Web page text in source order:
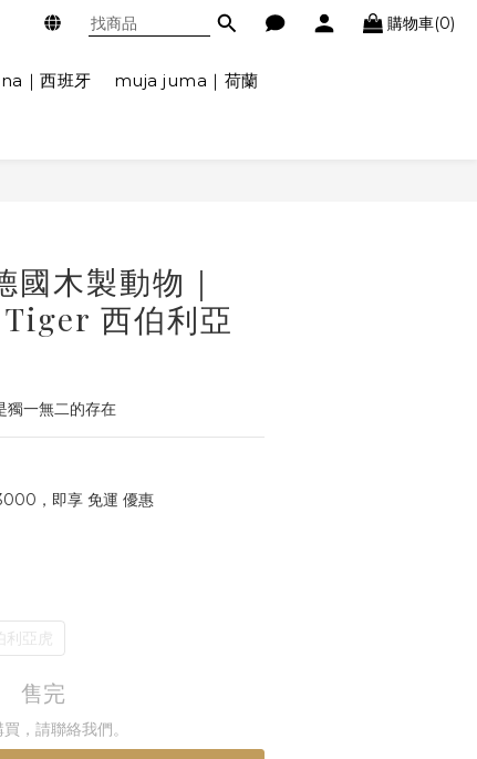
購物車(0)
｜西班牙 muja juma｜荷蘭
木製動物｜
西伯利亞
獨一無二的存在
，即享 免運 優惠
利亞虎
售完
，請聯絡我們。